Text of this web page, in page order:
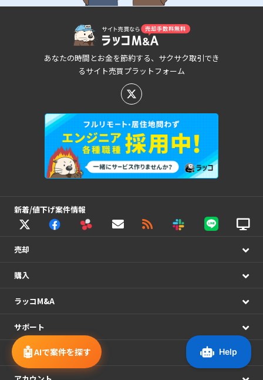
🤖AIで案件を探す
あなたの時間とお金を節約する、サクサク取引でき
るサイト売買プラットフォーム
新着/値下げ案件情報
売却
購入
ラッコM&A
サポート
システム連携